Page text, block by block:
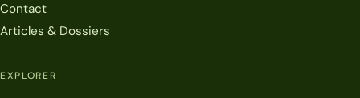
Contact
Articles & Dossiers
EXPLORER